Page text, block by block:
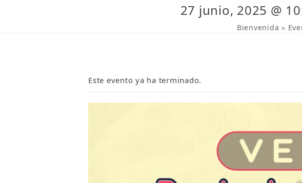
27 junio, 2025 @
Bienvenida »
Este evento ya ha terminado.